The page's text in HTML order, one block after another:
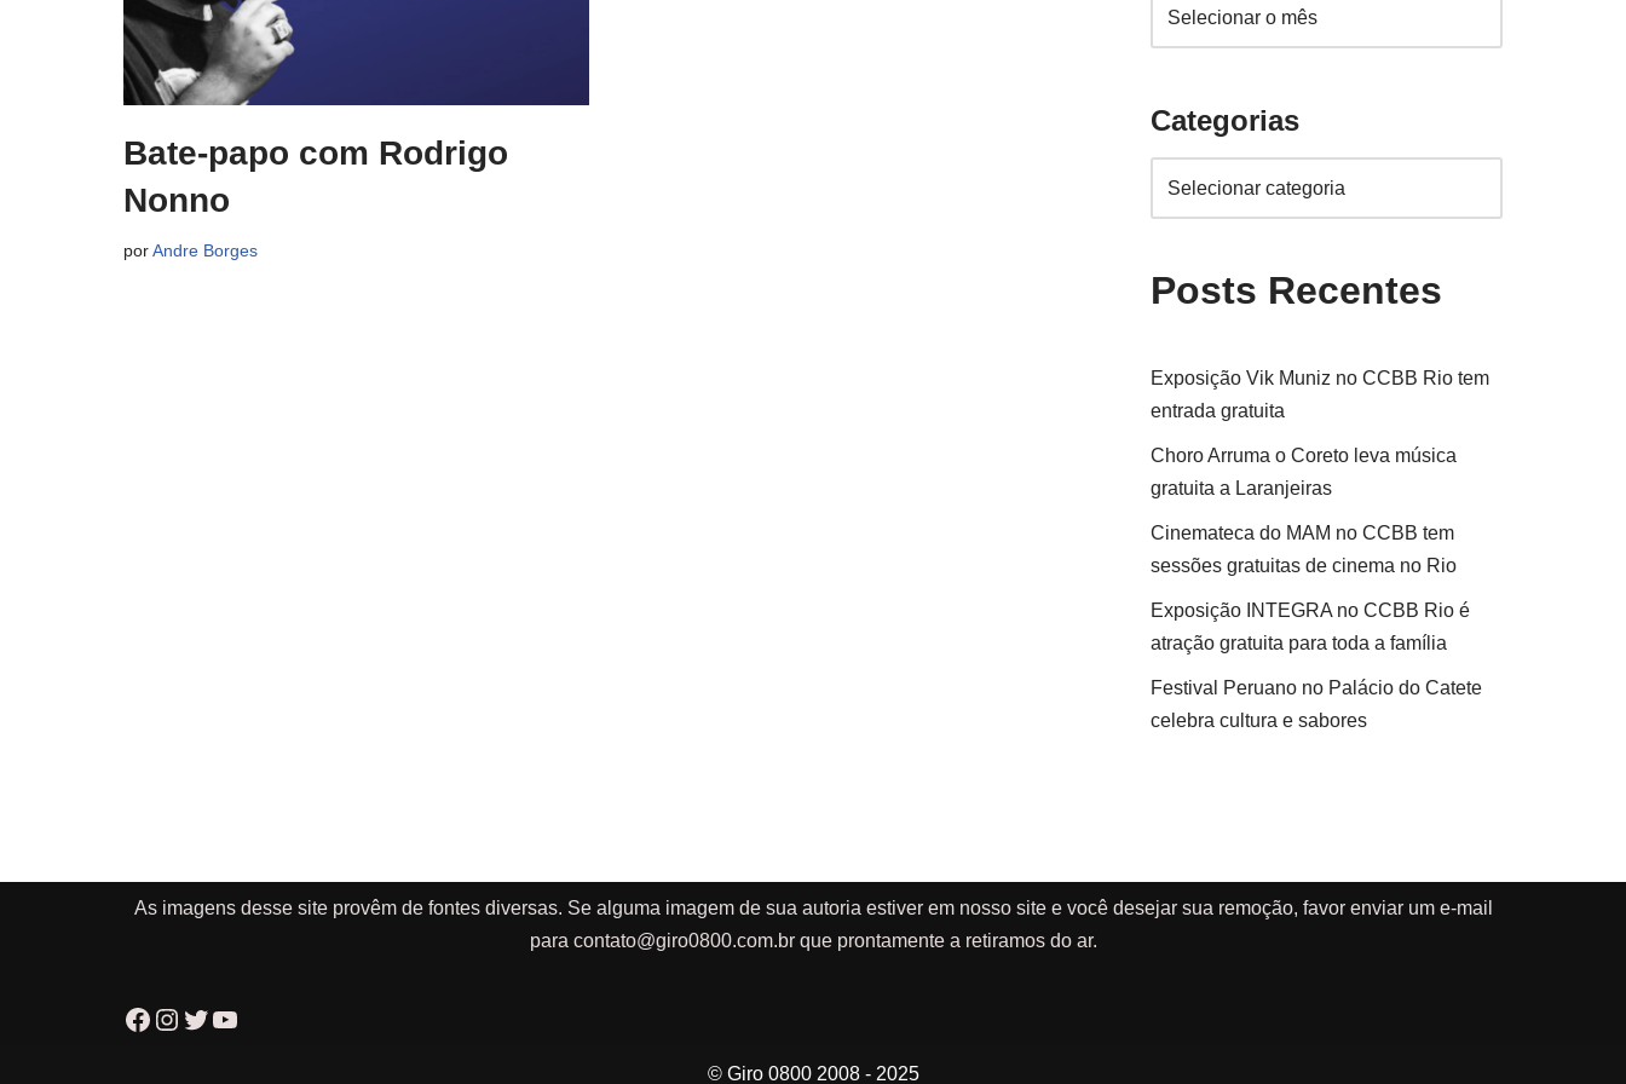
Bate-papo com Rodrigo
Nonno
porAndre Borges
Categorias
Posts Recentes
Exposição Vik Muniz no CCBB Rio tem
entrada gratuita
Choro Arruma o Coreto leva música
gratuita a Laranjeiras
Cinemateca do MAM no CCBB tem
sessões gratuitas de cinema no Rio
Exposição INTEGRA no CCBB Rio é
atração gratuita para toda a família
Festival Peruano no Palácio do Catete
celebra cultura e sabores
As imagens desse site provêm de fontes diversas. Se alguma imagem de sua autoria estiver em nosso site e você desejar sua remoção, favor enviar um e-mail
para contato@giro0800.com.brque prontamente a retiramos do ar.
© Giro 0800 2008 - 2025